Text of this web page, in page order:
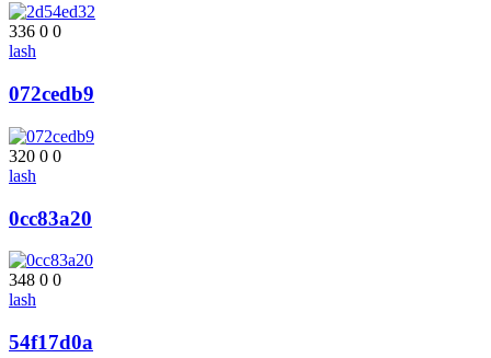
336 0 0
lash
072cedb9
320 0 0
lash
0cc83a20
348 0 0
lash
54f17d0a